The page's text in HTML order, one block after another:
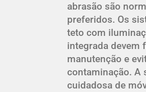
abrasão são
preferidos. Os
teto com
integrada devem
manutenção e
contaminação. A
cuidadosa de